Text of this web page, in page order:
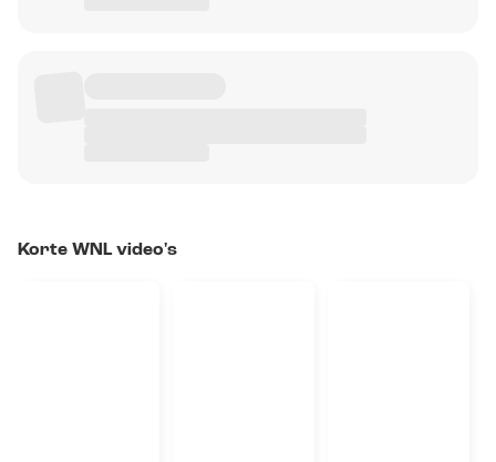
Korte WNL video's